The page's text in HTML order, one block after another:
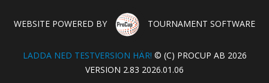
WEBSITE POWERED BY TOURNAMENT SOFTWARE
LADDA NED TESTVERSION HÄR! © (C) PROCUP AB 2026
VERSION 2.83 2026.01.06